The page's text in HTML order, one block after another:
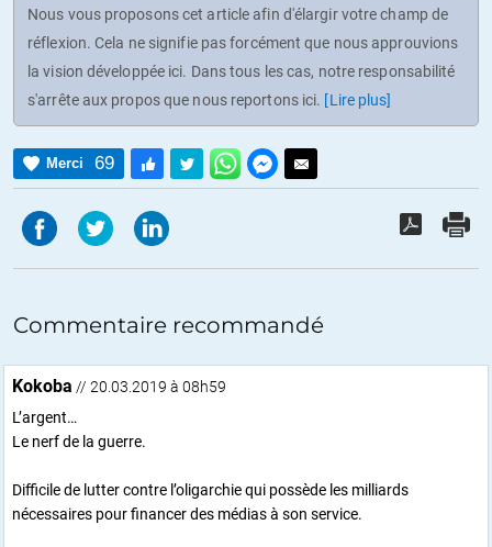
Nous vous proposons cet article afin d'élargir votre champ de
réflexion. Cela ne signifie pas forcément que nous approuvions
la vision développée ici. Dans tous les cas, notre responsabilité
s'arrête aux propos que nous reportons ici. [Lire plus]
Merci 69
Commentaire recommandé
Kokoba // 20.03.2019 à 08h59
L’argent…
Le nerf de la guerre.
Difficile de lutter contre l’oligarchie qui possède les milliards
nécessaires pour financer des médias à son service.